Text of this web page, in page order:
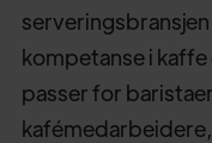
kompetanse i
passer for